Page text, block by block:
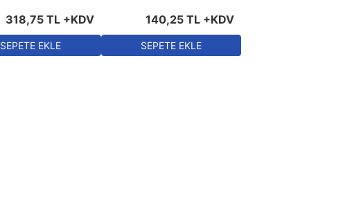
318,75 TL+KDV
SEPETE EKLE
140,25 TL +KDV
SEPETE EKLE